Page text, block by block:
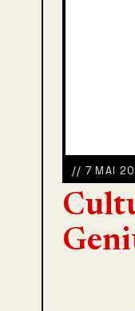
// 7 MAI